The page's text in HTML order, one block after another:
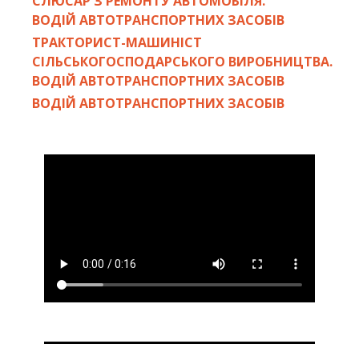
ВОДІЙ АВТОТРАНСПОРТНИХ ЗАСОБІВ
ТРАКТОРИСТ-МАШИНІСТ
СІЛЬСЬКОГОСПОДАРСЬКОГО ВИРОБНИЦТВА.
ВОДІЙ АВТОТРАНСПОРТНИХ ЗАСОБІВ
ВОДІЙ АВТОТРАНСПОРТНИХ ЗАСОБІВ